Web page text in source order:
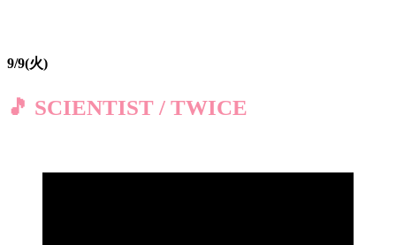
9/9(火)
🎵 SCIENTIST / TWICE